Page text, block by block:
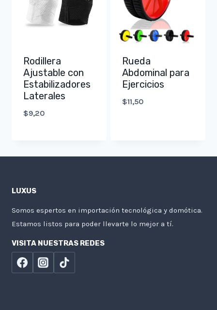
Rodillera
Ajustable con
Estabilizadores
Laterales
$9,20
Rueda
Abdominal para
Ejercicios
$11,50
LUXUS
Somos espertos en importación tecnológica y domótica.
Estamos listos para poder llevarte lo mejor a tí.
VISITA NUESTRAS REDES